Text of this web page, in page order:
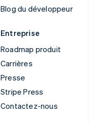
Blog du développeur
Entreprise
Roadmap produit
Carrières
Presse
Stripe Press
Contactez-nous